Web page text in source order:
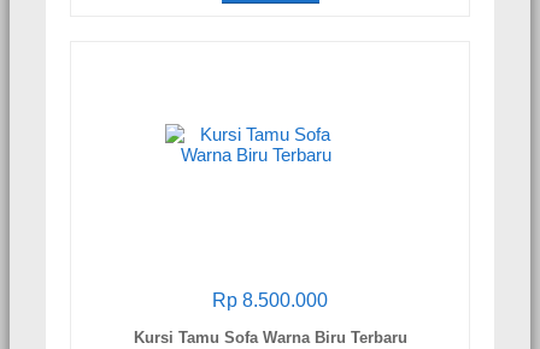
Rp 8.500.000
Kursi Tamu Sofa Warna Biru Terbaru